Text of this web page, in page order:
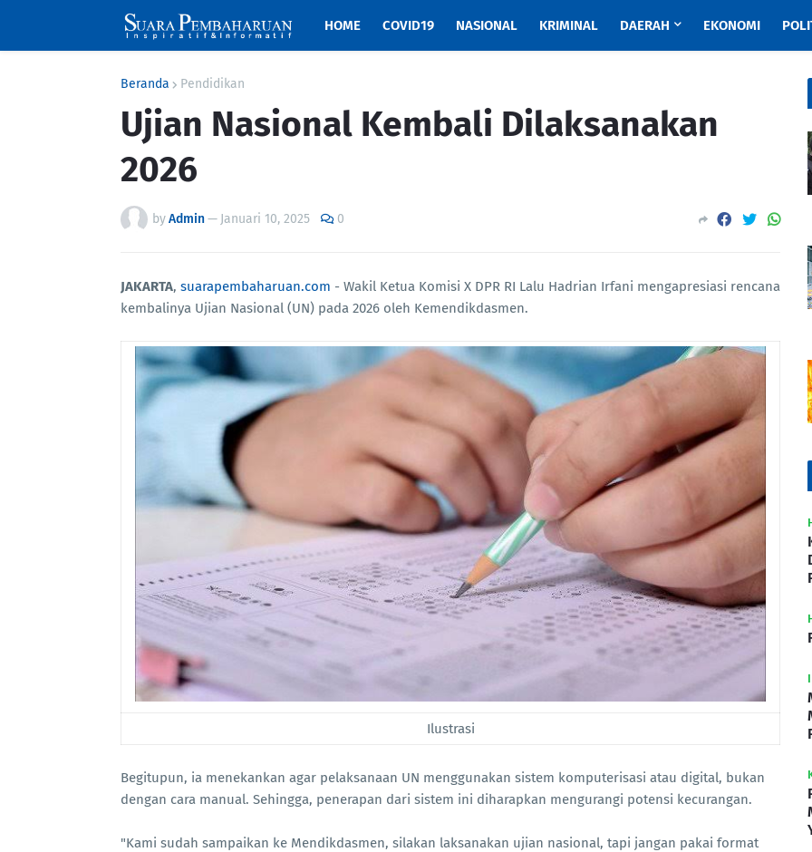
HOME COVID19 NASIONAL KRIMINAL DAERAH EKONOMI
Beranda Pendidikan
Ujian Nasional Kembali Dilaksanakan
2026
byAdmin— Januari 10, 2025 0
JAKARTA, suarapembaharuan.com - Wakil Ketua Komisi X DPR RI Lalu Hadrian Irfani mengapresiasi rencana
kembalinya Ujian Nasional (UN) pada 2026 oleh Kemendikdasmen.
Ilustrasi
Begitupun, ia menekankan agar pelaksanaan UN menggunakan sistem komputerisasi atau digital, bukan
dengan cara manual. Sehingga, penerapan dari sistem ini diharapkan mengurangi potensi kecurangan.
"Kami sudah sampaikan ke Mendikdasmen, silakan laksanakan ujian nasional, tapi jangan pakai format